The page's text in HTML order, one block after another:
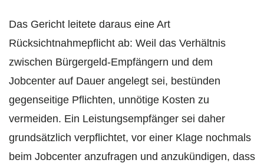
Das Gericht leitete daraus eine Art
Rücksichtnahmepflicht ab: Weil das Verhältnis
zwischen Bürgergeld-Empfängern und dem
Jobcenter auf Dauer angelegt sei, bestünden
gegenseitige Pflichten, unnötige Kosten zu
vermeiden. Ein Leistungsempfänger sei daher
grundsätzlich verpflichtet, vor einer Klage nochmals
beim Jobcenter anzufragen und anzukündigen, dass